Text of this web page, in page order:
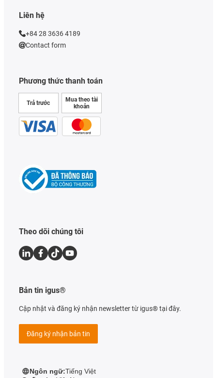
Phương thức thanh toán
Trả trước
Mua theo tài
khoản
Liên hệ
+84 28 3636 4189
Contact form
Theo dõi chúng tôi
Bản tin igus®
Cập nhật và đăng ký nhận newsletter từ igus® tại đây.
Đăng ký nhận bản tin
Ngôn ngữ:Tiếng Việt